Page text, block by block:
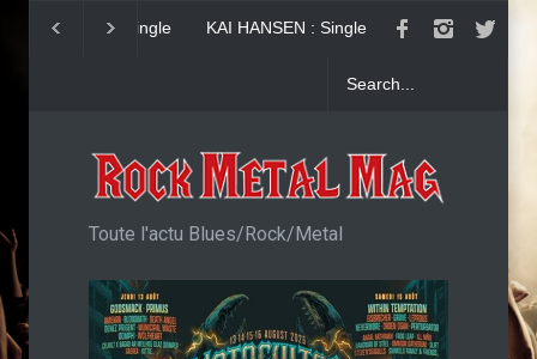
KAI HANSEN : Single
Girish and The
"Generation
Toute l'actu Blues/Rock/Metal